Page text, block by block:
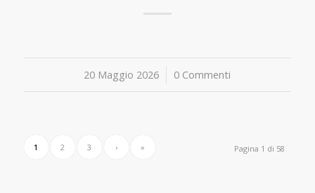
20 Maggio 2026
/ 0 Commenti
Pagina 1 di 58
1 2 3 › »